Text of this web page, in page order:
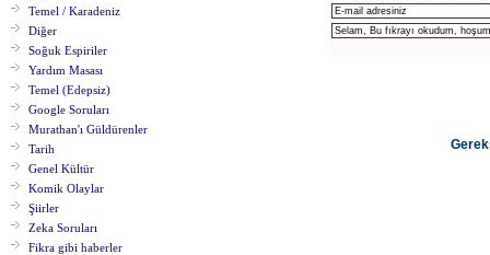
Temel / Karadeniz
Diğer
Soğuk Espiriler
Yardım Masası
Temel (Edepsiz)
Google Soruları
Murathan'ı Güldürenler
Tarih
Genel Kültür
Komik Olaylar
Şiirler
Zeka Soruları
Fikra gibi haberler